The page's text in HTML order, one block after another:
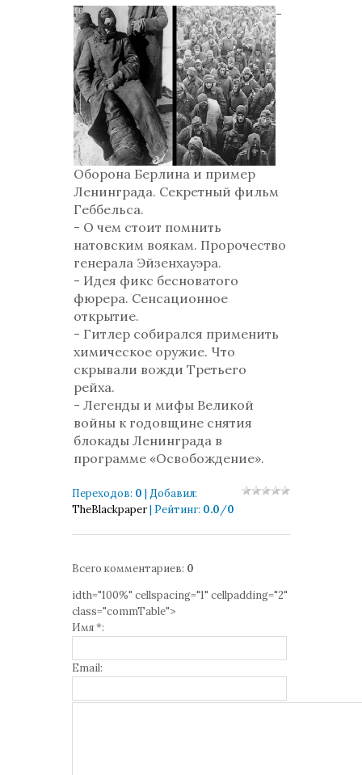
-
Оборона Берлина и пример
Ленинграда. Секретный фильм
Геббельса.
- О чем стоит помнить
натовским воякам. Пророчество
генерала Эйзенхауэра.
- Идея фикс бесноватого
фюрера. Сенсационное
открытие.
- Гитлер собирался применить
химическое оружие. Что
скрывали вожди Третьего
рейха.
- Легенды и мифы Великой
войны к годовщине снятия
блокады Ленинграда в
программе «Освобождение».
Переходов: 0 | Добавил:
TheBlackpaper| Рейтинг: 0.0/0
Всего комментариев: 0
idth="100%" cellspacing="1" cellpadding="2"
class="commTable">
Имя *:
Email: